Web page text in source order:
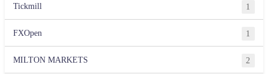
Tickmill 1
FXOpen 1
MILTON MARKETS 2